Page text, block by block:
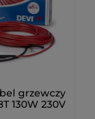
grzewczy
130W 230V